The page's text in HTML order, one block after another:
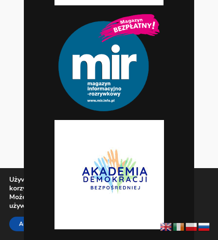
Używamy ciasteczek, aby zapewnić najlepszą jakość
korzystania z naszej witryny.
Możesz dowiedzieć się więcej o tym, jakich ciasteczek
używamy, lub wyłączyć je w
ACCEPT Zamknij panel